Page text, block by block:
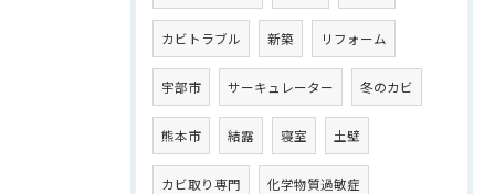
カビトラブル 新築 リフォーム
宇部市 サーキュレーター 冬のカビ
熊本市 結露 寝室 土壁
カビ取り専門 化学物質過敏症